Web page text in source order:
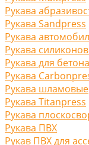
Рукава
Рукава Sandpress
Рукава
Рукава
Рукава для
Рукава
Рукава шламовые
Рукава Titanpress
Рукава
Рукава ПВХ
Рукав ПВХ для